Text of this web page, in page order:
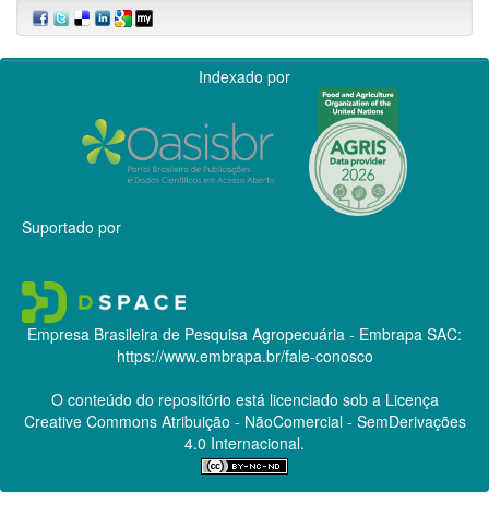
Indexado por
Suportado por
Empresa Brasileira de Pesquisa Agropecuária - Embrapa SAC:
https://www.embrapa.br/fale-conosco
O conteúdo do repositório está licenciado sob a Licença
Creative CommonsAtribuição - NãoComercial - SemDerivações
4.0 Internacional.